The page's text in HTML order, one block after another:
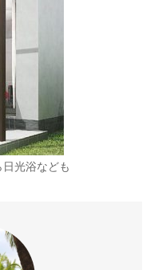
光浴なども